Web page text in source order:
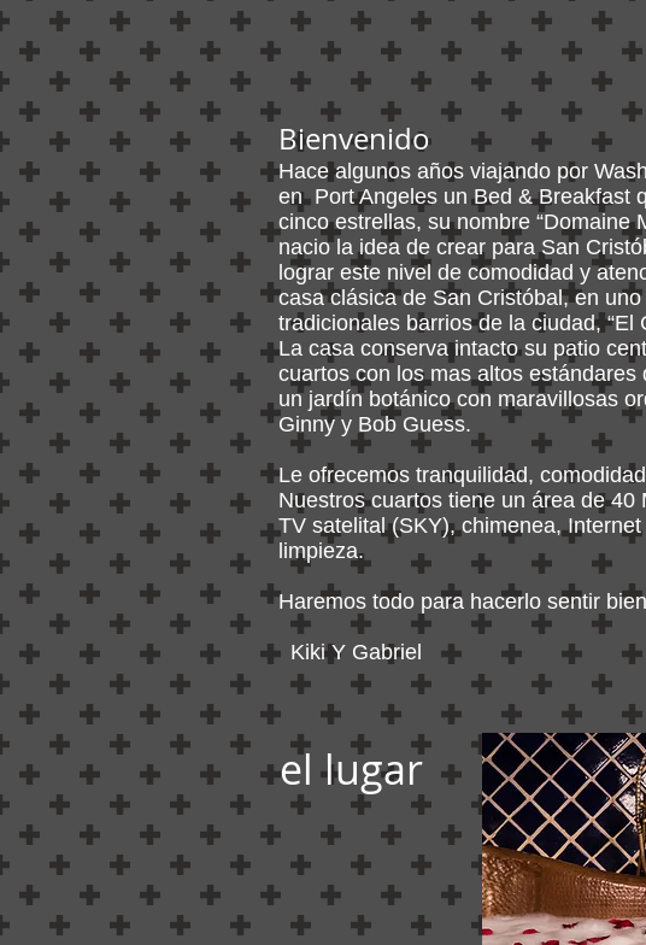
Bienvenido
Hace algunos años viajando por
en Port Angeles un Bed & Breakfast
cinco estrellas, su nombre “Domaine
nacio la idea de crear para San
lograr este nivel de comodidad y
casa clásica de San Cristóbal, en
tradicionales barrios de la ciudad, “El
La casa conserva intacto su patio
cuartos con los mas altos
un jardín botánico con maravillosas
Ginny y Bob Guess.
Le ofrecemos tranquilidad,
Nuestros cuartos tiene un área de
TV satelital (SKY), chimenea,
limpieza.
Haremos todo para hacerlo sentir
Kiki Y Gabriel
el lugar